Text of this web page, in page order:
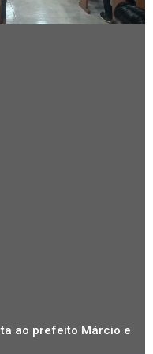
ao prefeito Márcio e